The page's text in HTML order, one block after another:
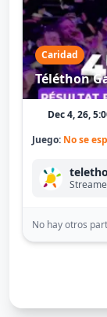
Caridad
Téléthon
Dec 4, 26,
Juego: No se
No hay otros